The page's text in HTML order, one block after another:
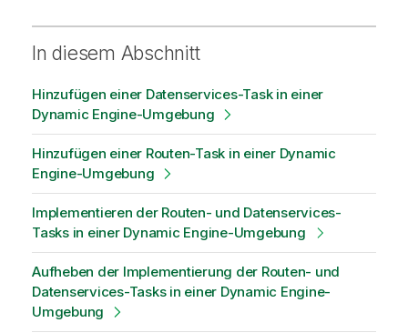
In diesem Abschnitt
Hinzufügen einer Datenservices-Task in einer
Dynamic Engine-Umgebung
Hinzufügen einer Routen-Task in einer Dynamic
Engine-Umgebung
Implementieren der Routen- und Datenservices-
Tasks in einer Dynamic Engine-Umgebung
Aufheben der Implementierung der Routen- und
Datenservices-Tasks in einer Dynamic Engine-
Umgebung